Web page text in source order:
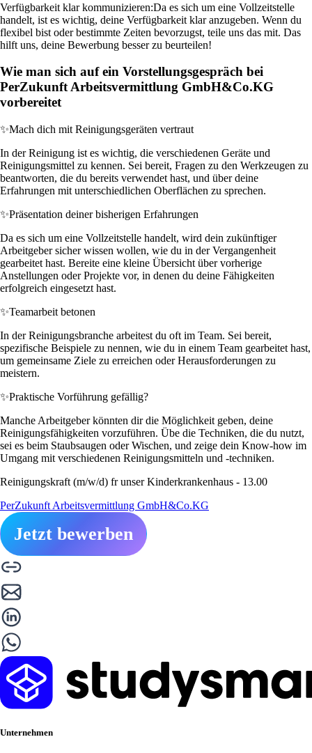
Verfügbarkeit klar kommunizieren:Da es sich um eine Vollzeitstelle
handelt, ist es wichtig, deine Verfügbarkeit klar anzugeben. Wenn du
flexibel bist oder bestimmte Zeiten bevorzugst, teile uns das mit. Das
hilft uns, deine Bewerbung besser zu beurteilen!
Wie man sich auf ein Vorstellungsgespräch bei
PerZukunft Arbeitsvermittlung GmbH&Co.KG
vorbereitet
✨Mach dich mit Reinigungsgeräten vertraut
In der Reinigung ist es wichtig, die verschiedenen Geräte und
Reinigungsmittel zu kennen. Sei bereit, Fragen zu den Werkzeugen zu
beantworten, die du bereits verwendet hast, und über deine
Erfahrungen mit unterschiedlichen Oberflächen zu sprechen.
✨Präsentation deiner bisherigen Erfahrungen
Da es sich um eine Vollzeitstelle handelt, wird dein zukünftiger
Arbeitgeber sicher wissen wollen, wie du in der Vergangenheit
gearbeitet hast. Bereite eine kleine Übersicht über vorherige
Anstellungen oder Projekte vor, in denen du deine Fähigkeiten
erfolgreich eingesetzt hast.
✨Teamarbeit betonen
In der Reinigungsbranche arbeitest du oft im Team. Sei bereit,
spezifische Beispiele zu nennen, wie du in einem Team gearbeitet hast,
um gemeinsame Ziele zu erreichen oder Herausforderungen zu
meistern.
✨Praktische Vorführung gefällig?
Manche Arbeitgeber könnten dir die Möglichkeit geben, deine
Reinigungsfähigkeiten vorzuführen. Übe die Techniken, die du nutzt,
sei es beim Staubsaugen oder Wischen, und zeige dein Know-how im
Umgang mit verschiedenen Reinigungsmitteln und -techniken.
Reinigungskraft (m/w/d) fr unser Kinderkrankenhaus - 13.00
PerZukunft Arbeitsvermittlung GmbH&Co.KG
Jetzt bewerben
Unternehmen